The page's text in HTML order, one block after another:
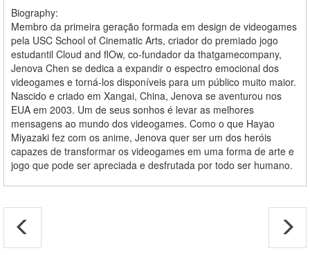
Biography:
Membro da primeira geração formada em design de videogames
pela USC School of Cinematic Arts, criador do premiado jogo
estudantil Cloud and flOw, co-fundador da thatgamecompany,
Jenova Chen se dedica a expandir o espectro emocional dos
videogames e torná-los disponíveis para um público muito maior.
Nascido e criado em Xangai, China, Jenova se aventurou nos
EUA em 2003. Um de seus sonhos é levar as melhores
mensagens ao mundo dos videogames. Como o que Hayao
Miyazaki fez com os anime, Jenova quer ser um dos heróis
capazes de transformar os videogames em uma forma de arte e
jogo que pode ser apreciada e desfrutada por todo ser humano.